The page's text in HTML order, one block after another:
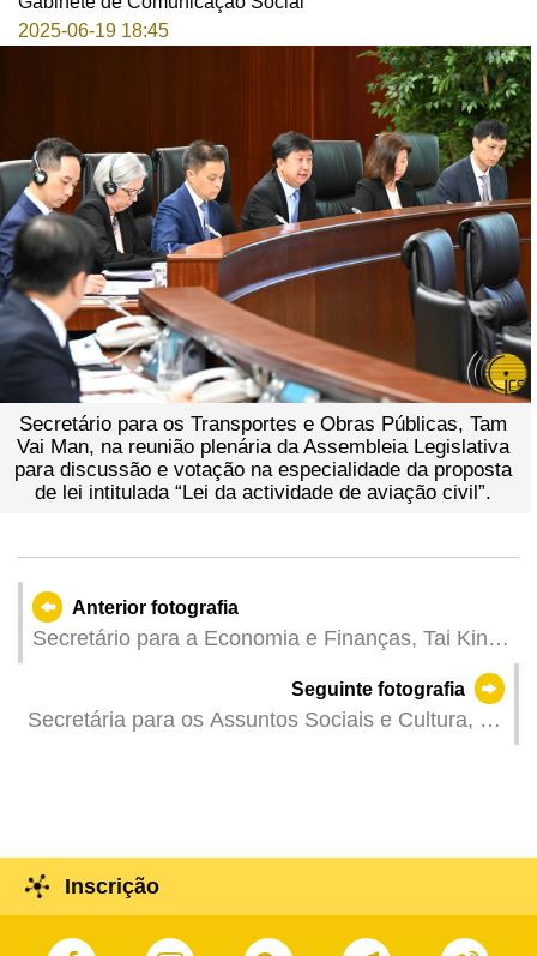
2025-06-19 18:45
Secretário para os Transportes e Obras Públicas, Tam
Vai Man, na reunião plenária da Assembleia Legislativa
para discussão e votação na especialidade da proposta
de lei intitulada “Lei da actividade de aviação civil”.
Anterior fotografia
Secretário para a Economia e Finanças, Tai Kin
Ip, na reunião plenária da Assembleia Legislativa,
para discussão e votação na especialidade da
proposta de lei intitulada «Lei da actividade das
Seguinte fotografia
Secretária para os Assuntos Sociais e Cultura, O
Inscrição